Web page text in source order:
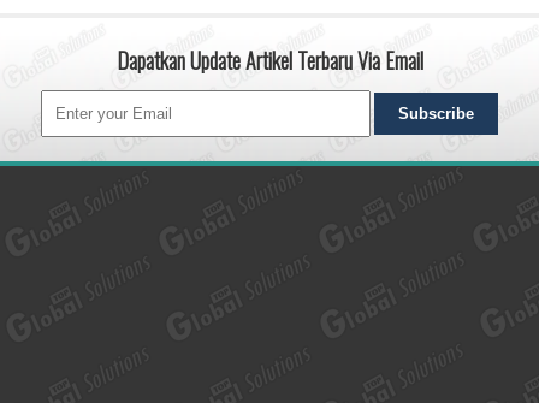
Dapatkan Update Artikel Terbaru Via Email